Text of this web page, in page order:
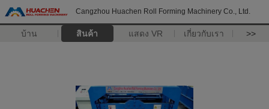
Cangzhou Huachen Roll Forming Machinery Co., Ltd.
บ้าน สินค้า แสดง VR เกี่ยวกับเรา >>